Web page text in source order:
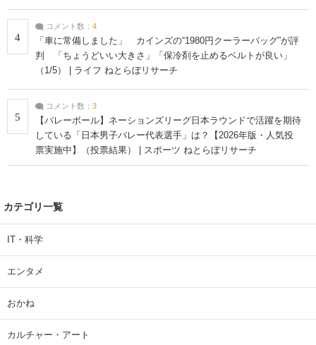
4
コメント数： 4
「車に常備しました」 カインズの“1980円クーラーバッグ”が評
判 「ちょうどいい大きさ」「保冷剤を止めるベルトが良い」
（1/5） | ライフ ねとらぼリサーチ
5
コメント数： 3
【バレーボール】ネーションズリーグ日本ラウンドで活躍を期待
している「日本男子バレー代表選手」は？【2026年版・人気投
票実施中】（投票結果） | スポーツ ねとらぼリサーチ
カテゴリ一覧
IT・科学
エンタメ
おかね
カルチャー・アート